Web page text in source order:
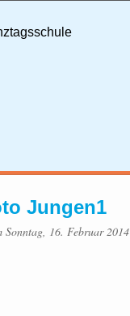
Jungen1
Sonntag, 16. Februar 2014